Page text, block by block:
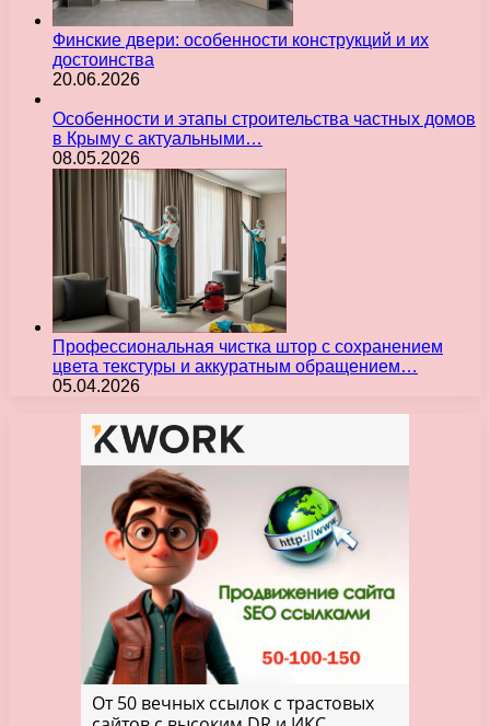
Финские двери: особенности конструкций и их
достоинства
20.06.2026
Особенности и этапы строительства частных домов
в Крыму с актуальными…
08.05.2026
Профессиональная чистка штор с сохранением
цвета текстуры и аккуратным обращением…
05.04.2026